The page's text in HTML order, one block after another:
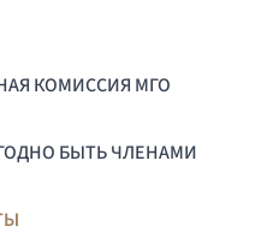
КОМИССИЯ МГО
БЫТЬ ЧЛЕНАМИ